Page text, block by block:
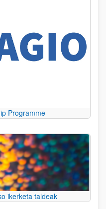
Programme
ikerketa taldeak